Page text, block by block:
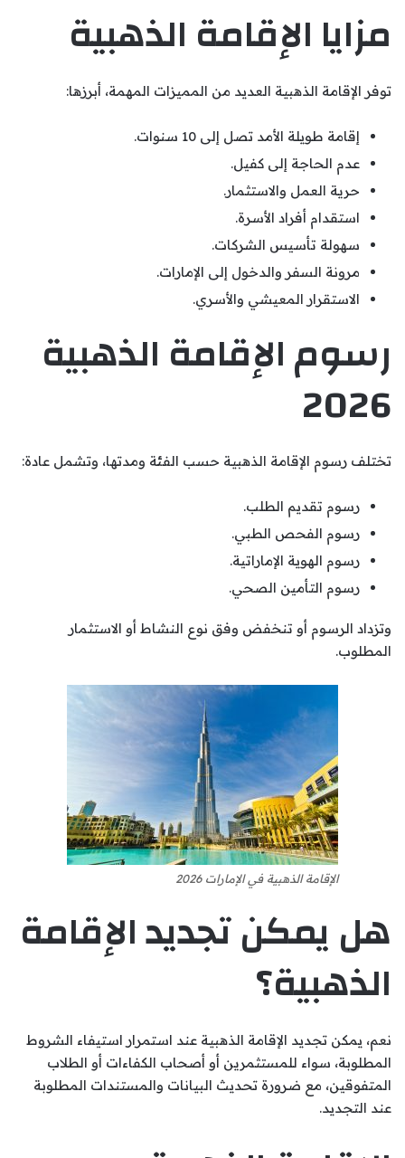
مزايا الإقامة الذهبية
توفر الإقامة الذهبية العديد من المميزات المهمة، أبرزها:
إقامة طويلة الأمد تصل إلى 10 سنوات.
عدم الحاجة إلى كفيل.
حرية العمل والاستثمار.
استقدام أفراد الأسرة.
سهولة تأسيس الشركات.
مرونة السفر والدخول إلى الإمارات.
الاستقرار المعيشي والأسري.
رسوم الإقامة الذهبية
2026
تختلف رسوم الإقامة الذهبية حسب الفئة ومدتها، وتشمل عادة:
رسوم تقديم الطلب.
رسوم الفحص الطبي.
رسوم الهوية الإماراتية.
رسوم التأمين الصحي.
وتزداد الرسوم أو تنخفض وفق نوع النشاط أو الاستثمار
المطلوب.
الإقامة الذهبية في الإمارات 2026
هل يمكن تجديد الإقامة
الذهبية؟
نعم، يمكن تجديد الإقامة الذهبية عند استمرار استيفاء الشروط
المطلوبة، سواء للمستثمرين أو أصحاب الكفاءات أو الطلاب
المتفوقين، مع ضرورة تحديث البيانات والمستندات المطلوبة
عند التجديد.